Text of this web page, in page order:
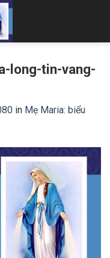
long-tin-vang-
in Mẹ Maria: biểu